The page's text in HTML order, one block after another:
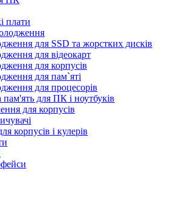
плати
для SSD та жорстких дисків
для відеокарт
для корпусів
для пам`яті
для процесорів
для ПК і ноутбуків
для корпусів
корпусів і кулерів